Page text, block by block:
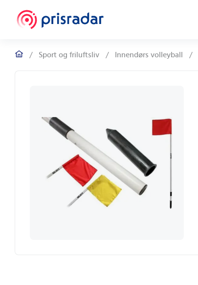
/ Sport og friluftsliv / Innendørs volleyball /